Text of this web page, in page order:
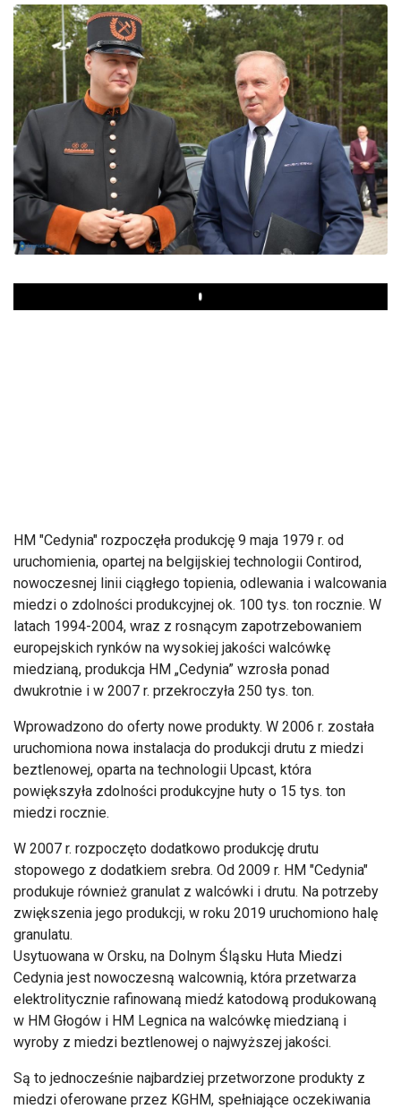
Play
HM "Cedynia" rozpoczęła produkcję 9 maja 1979 r. od
uruchomienia, opartej na belgijskiej technologii Contirod,
nowoczesnej linii ciągłego topienia, odlewania i walcowania
miedzi o zdolności produkcyjnej ok. 100 tys. ton rocznie. W
latach 1994-2004, wraz z rosnącym zapotrzebowaniem
europejskich rynków na wysokiej jakości walcówkę
miedzianą, produkcja HM „Cedynia” wzrosła ponad
dwukrotnie i w 2007 r. przekroczyła 250 tys. ton.
Wprowadzono do oferty nowe produkty. W 2006 r. została
uruchomiona nowa instalacja do produkcji drutu z miedzi
beztlenowej, oparta na technologii Upcast, która
powiększyła zdolności produkcyjne huty o 15 tys. ton
miedzi rocznie.
W 2007 r. rozpoczęto dodatkowo produkcję drutu
stopowego z dodatkiem srebra. Od 2009 r. HM "Cedynia"
produkuje również granulat z walcówki i drutu. Na potrzeby
zwiększenia jego produkcji, w roku 2019 uruchomiono halę
granulatu.
Usytuowana w Orsku, na Dolnym Śląsku Huta Miedzi
Cedynia jest nowoczesną walcownią, która przetwarza
elektrolitycznie rafinowaną miedź katodową produkowaną
w HM Głogów i HM Legnica na walcówkę miedzianą i
wyroby z miedzi beztlenowej o najwyższej jakości.
Są to jednocześnie najbardziej przetworzone produkty z
miedzi oferowane przez KGHM, spełniające oczekiwania